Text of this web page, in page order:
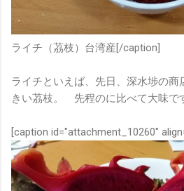
ライチ（茘枝）台湾産[/caption]
ライチといえば、先日、深水埗の商
きい茘枝。 先程のに比べて大味で
[caption id="attachment_10260"